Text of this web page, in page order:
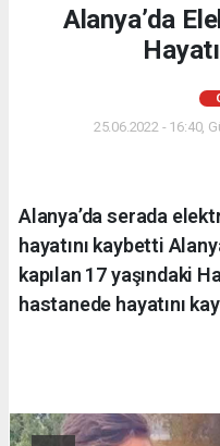
Alanya’da
25.06.2022 - 16:40,
Alanya’da serada
hayatını kaybetti
kapılan 17 yaşındaki
hastanede hayatını